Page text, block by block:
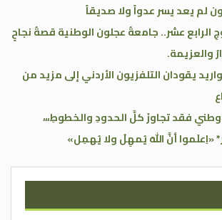
لم يعد يسر عدواً ولا صديقاً
الرابع عشر.. جامعةُ عجلون الوطنية قصةُ نجاحٍ
والعزيمة.
يقودان التلفزيون الأردني إلى مزيد من
فقد تجاوزَ كلَّ الحدودِ والخطوطِ،،،
«اِعلَموا أنَّ اللهَ يُمهِلُ ولا يُهمِل»